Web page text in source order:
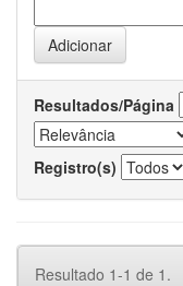
Resultados/Página
Registro(s)
Resultado 1-1 de 1.